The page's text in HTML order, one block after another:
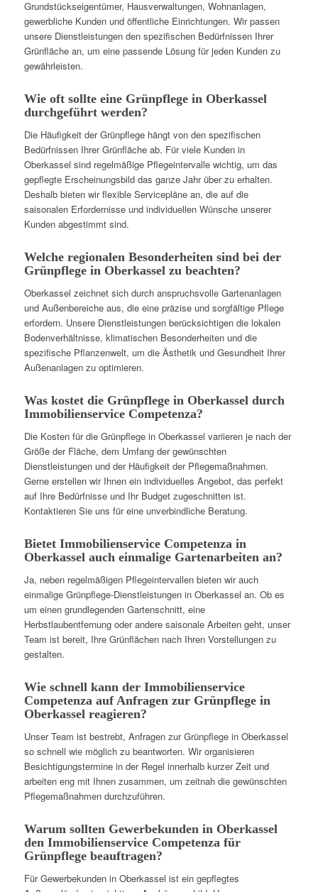
Grundstückseigentümer, Hausverwaltungen, Wohnanlagen,
gewerbliche Kunden und öffentliche Einrichtungen. Wir passen
unsere Dienstleistungen den spezifischen Bedürfnissen Ihrer
Grünfläche an, um eine passende Lösung für jeden Kunden zu
gewährleisten.
Wie oft sollte eine Grünpflege in Oberkassel
durchgeführt werden?
Die Häufigkeit der Grünpflege hängt von den spezifischen
Bedürfnissen Ihrer Grünfläche ab. Für viele Kunden in
Oberkassel sind regelmäßige Pflegeintervalle wichtig, um das
gepflegte Erscheinungsbild das ganze Jahr über zu erhalten.
Deshalb bieten wir flexible Servicepläne an, die auf die
saisonalen Erfordernisse und individuellen Wünsche unserer
Kunden abgestimmt sind.
Welche regionalen Besonderheiten sind bei der
Grünpflege in Oberkassel zu beachten?
Oberkassel zeichnet sich durch anspruchsvolle Gartenanlagen
und Außenbereiche aus, die eine präzise und sorgfältige Pflege
erfordern. Unsere Dienstleistungen berücksichtigen die lokalen
Bodenverhältnisse, klimatischen Besonderheiten und die
spezifische Pflanzenwelt, um die Ästhetik und Gesundheit Ihrer
Außenanlagen zu optimieren.
Was kostet die Grünpflege in Oberkassel durch
Immobilienservice Competenza?
Die Kosten für die Grünpflege in Oberkassel variieren je nach der
Größe der Fläche, dem Umfang der gewünschten
Dienstleistungen und der Häufigkeit der Pflegemaßnahmen.
Gerne erstellen wir Ihnen ein individuelles Angebot, das perfekt
auf Ihre Bedürfnisse und Ihr Budget zugeschnitten ist.
Kontaktieren Sie uns für eine unverbindliche Beratung.
Bietet Immobilienservice Competenza in
Oberkassel auch einmalige Gartenarbeiten an?
Ja, neben regelmäßigen Pflegeintervallen bieten wir auch
einmalige Grünpflege-Dienstleistungen in Oberkassel an. Ob es
um einen grundlegenden Gartenschnitt, eine
Herbstlaubentfernung oder andere saisonale Arbeiten geht, unser
Team ist bereit, Ihre Grünflächen nach Ihren Vorstellungen zu
gestalten.
Wie schnell kann der Immobilienservice
Competenza auf Anfragen zur Grünpflege in
Oberkassel reagieren?
Unser Team ist bestrebt, Anfragen zur Grünpflege in Oberkassel
so schnell wie möglich zu beantworten. Wir organisieren
Besichtigungstermine in der Regel innerhalb kurzer Zeit und
arbeiten eng mit Ihnen zusammen, um zeitnah die gewünschten
Pflegemaßnahmen durchzuführen.
Warum sollten Gewerbekunden in Oberkassel
den Immobilienservice Competenza für
Grünpflege beauftragen?
Für Gewerbekunden in Oberkassel ist ein gepflegtes